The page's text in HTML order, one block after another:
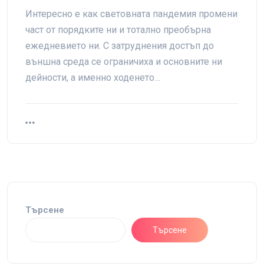
Интересно е как световната пандемия промени
част от порядките ни и тотално преобърна
ежедневието ни. С затруднения достъп до
външна среда се ограничиха и основните ни
дейности, а именно ходенето…
Търсене
Търсене